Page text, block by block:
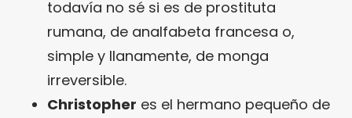
todavía no sé si es de prostituta
rumana, de analfabeta francesa o,
simple y llanamente, de monga
irreversible.
Christopher es el hermano pequeño de